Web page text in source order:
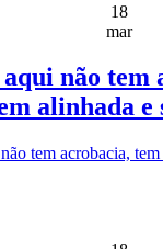
18
mar
não tem
alinhada
tem acrobacia,